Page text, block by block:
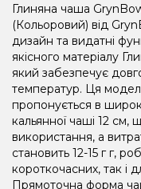
Глиняна чаша
(Кольоровий) від
дизайн та видатні
якісного матеріалу
який забезпечує
температур. Ця
пропонується в
кальянної чаші 12
використання, а
становить 12-15 г г,
короткочасних, так і
Прямоточна форма